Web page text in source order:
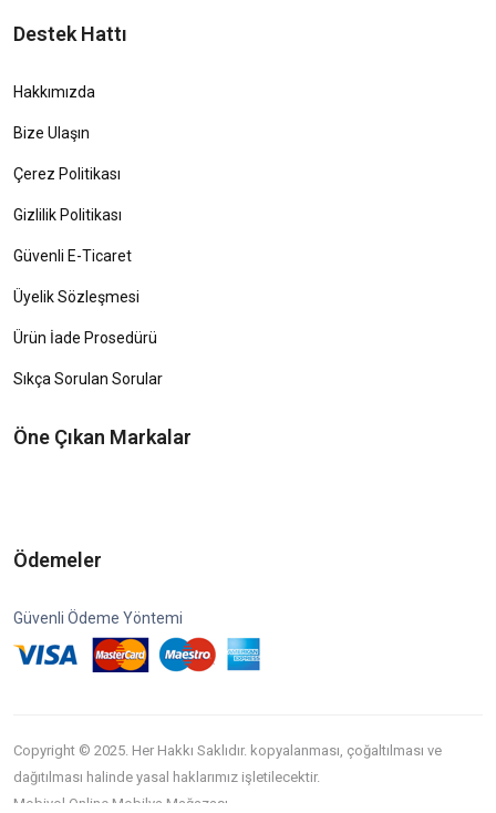
Destek Hattı
Hakkımızda
Bize Ulaşın
Çerez Politikası
Gizlilik Politikası
Güvenli E-Ticaret
Üyelik Sözleşmesi
Ürün İade Prosedürü
Sıkça Sorulan Sorular
Öne Çıkan Markalar
Ödemeler
Güvenli Ödeme Yöntemi
Copyright © 2025. Her Hakkı Saklıdır. kopyalanması, çoğaltılması ve
dağıtılması halinde yasal haklarımız işletilecektir.
Mobiyol Online Mobilya Mağazası